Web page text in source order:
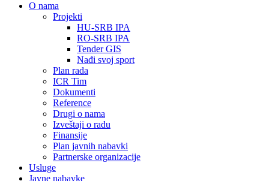
О nama
Projekti
HU-SRB IPA
RO-SRB IPA
Tender GIS
Nađi svoj sport
Plan rada
ICR Tim
Dokumenti
Reference
Drugi o nama
Izveštaji o radu
Finansije
Plan javnih nabavki
Partnerske organizacije
Usluge
Javne nabavke